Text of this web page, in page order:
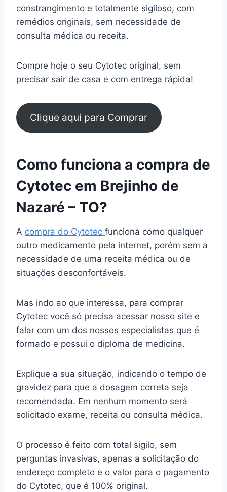
constrangimento e totalmente sigiloso, com
remédios originais, sem necessidade de
consulta médica ou receita.
Compre hoje o seu Cytotec original, sem
precisar sair de casa e com entrega rápida!
Clique aqui para Comprar
Como funciona a compra de
Cytotec em Brejinho de
Nazaré – TO?
A compra do Cytotec funciona como qualquer
outro medicamento pela internet, porém sem a
necessidade de uma receita médica ou de
situações desconfortáveis.
Mas indo ao que interessa, para comprar
Cytotec você só precisa acessar nosso site e
falar com um dos nossos especialistas que é
formado e possui o diploma de medicina.
Explique a sua situação, indicando o tempo de
gravidez para que a dosagem correta seja
recomendada. Em nenhum momento será
solicitado exame, receita ou consulta médica.
O processo é feito com total sigilo, sem
perguntas invasivas, apenas a solicitação do
endereço completo e o valor para o pagamento
do Cytotec, que é 100% original.